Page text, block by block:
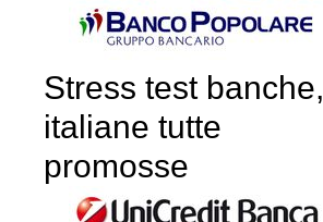
Stress test banche,
italiane tutte
promosse